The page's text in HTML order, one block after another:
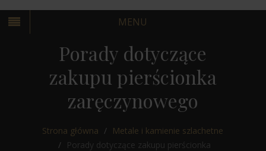
MENU
WARSZAWA
Porady dotyczące
zakupu pierścionka
zaręczynowego
Strona główna
Metale i kamienie szlachetne
Porady dotyczące zakupu pierścionka